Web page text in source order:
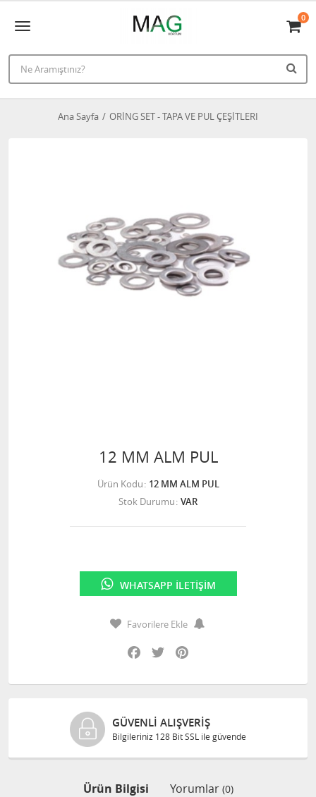
0
Ana Sayfa ORİNG SET - TAPA VE PUL ÇEŞİTLERI
12 MM ALM PUL
Ürün Kodu 12 MM ALM PUL
Stok Durumu VAR
WHATSAPP İLETIŞIM
Favorilere Ekle
Facebook
Twitter
GÜVENLI ALIŞVERIŞ
Bilgileriniz 128 Bit SSL ile güvende
Ürün Bilgisi Yorumlar (0)